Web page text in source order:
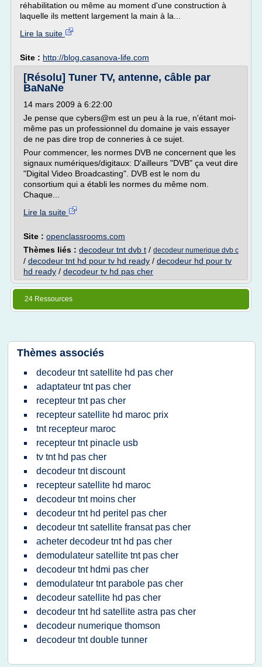
réhabilitation ou même au moment d'une construction à
laquelle ils mettent largement la main à la...
Lire la suite
Site : http://blog.casanova-life.com
[Résolu] Tuner TV, antenne, câble par
BaNaNe
14 mars 2009 à 6:22:00
Je pense que cybers@m est un peu à la rue, n'étant moi-
même pas un professionnel du domaine je vais essayer
de ne pas dire trop de conneries à ce sujet.
Pour commencer, les normes DVB ne concernent que les
signaux numériques/digitaux: D'ailleurs "DVB" ça veut dire
"Digital Video Broadcasting". DVB est le nom du
consortium qui a établi les normes du même nom.
Chaque...
Lire la suite
Site : openclassrooms.com
Thèmes liés : decodeur tnt dvb t / decodeur numerique dvb c
/ decodeur tnt hd pour tv hd ready / decodeur hd pour tv
hd ready / decodeur tv hd pas cher
24 Ressources
Thèmes associés
decodeur tnt satellite hd pas cher
adaptateur tnt pas cher
recepteur tnt pas cher
recepteur satellite hd maroc prix
tnt recepteur maroc
recepteur tnt pinacle usb
tv tnt hd pas cher
decodeur tnt discount
recepteur satellite hd maroc
decodeur tnt moins cher
decodeur tnt hd peritel pas cher
decodeur tnt satellite fransat pas cher
acheter decodeur tnt hd pas cher
demodulateur satellite tnt pas cher
decodeur tnt hdmi pas cher
demodulateur tnt parabole pas cher
decodeur satellite hd pas cher
decodeur tnt hd satellite astra pas cher
decodeur numerique thomson
decodeur tnt double tunner